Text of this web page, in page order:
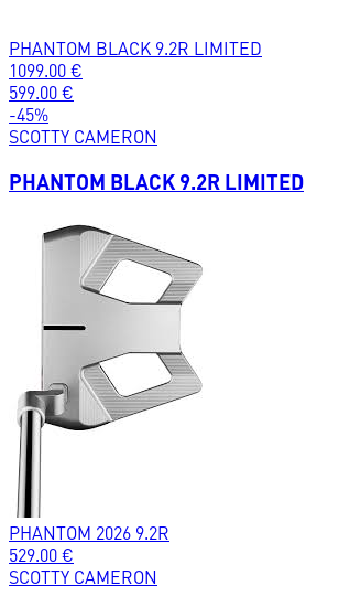
PHANTOM BLACK 9.2R LIMITED
1099.00 €
599.00 €
-45%
SCOTTY CAMERON
PHANTOM BLACK 9.2R LIMITED
PHANTOM 2026 9.2R
529.00 €
SCOTTY CAMERON